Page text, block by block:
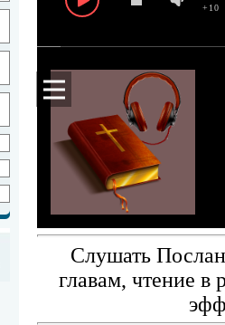
+10
Слушать
главам, чтение в